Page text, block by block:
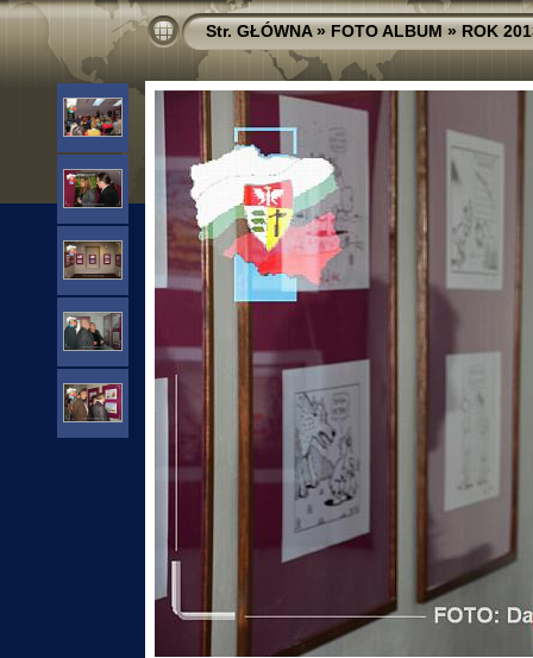
Str. GŁÓWNA»FOTO ALBUM»ROK